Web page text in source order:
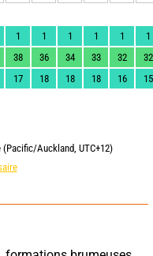
1 1 1 1 1
1
38 36 34 33 32
32
17 18 18 18 16 15
Auckland, UTC+12)